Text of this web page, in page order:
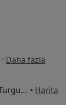
· Daha fazla
Yıldırım Mahallesi Gar Sokak No:38, Turgutlu • Harita